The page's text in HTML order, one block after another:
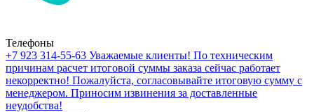
Телефоны
+7 923 314-55-63 Уважаемые клиенты! По техническим
причинам расчет итоговой суммы заказа сейчас работает
некорректно! Пожалуйста, согласовывайте итоговую сумму с
менеджером. Приносим извинения за доставленные
неудобства!